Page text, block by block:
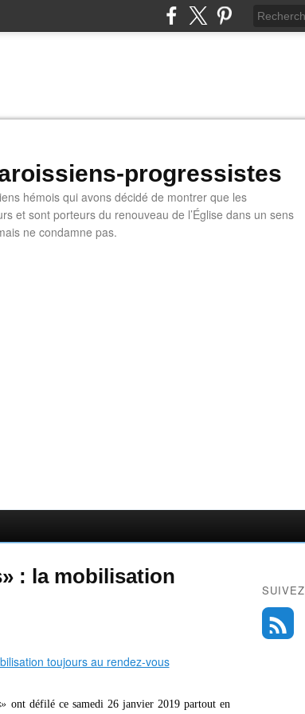
progressistes
hémois qui avons décidé de montrer que les
et sont porteurs du renouveau de l’Église dans un sens
ne condamne pas.
: la mobilisation
ont défilé ce samedi 26 janvier 2019 partout en